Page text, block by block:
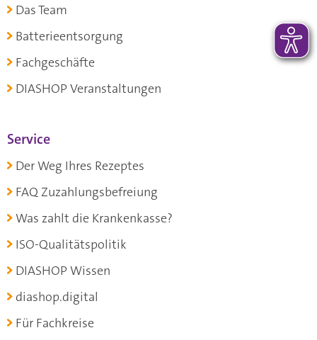
Das Team
Batterieentsorgung
Fachgeschäfte
DIASHOP Veranstaltungen
Service
Der Weg Ihres Rezeptes
FAQ Zuzahlungsbefreiung
Was zahlt die Krankenkasse?
ISO-Qualitätspolitik
DIASHOP Wissen
diashop.digital
Für Fachkreise